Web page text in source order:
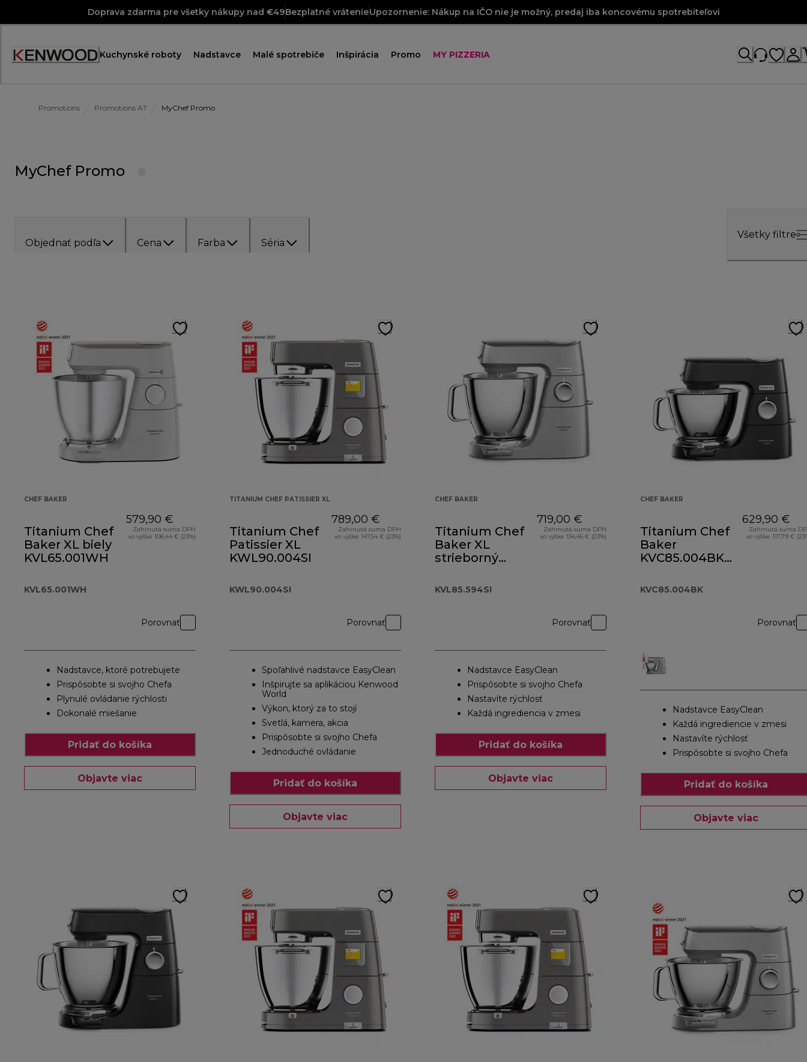
Doprava zdarma pre všetky nákupy nad €49Bezplatné vrátenieUpozornenie: Nákup na IČO nie je možný, predaj iba koncovému spotrebiteľovi
Kuchynské roboty Nadstavce Malé spotrebiče Inšpirácia Promo MY PIZZERIA
Promotions Promotions AT MyChef Promo
MyChef Promo
Objednať podľa Cena Farba Séria
Všetky filtre
CHEF BAKER
Titanium Chef
Baker XL biely
KVL65.001WH
KVL65.001WH
579,90 €
Zahrnutá suma DPH
vo výške 108,44 € (23%)
Porovnať
Nadstavce, ktoré potrebujete
Prispôsobte si svojho Chefa
Plynulé ovládanie rýchlosti
Dokonalé miešanie
Pridať do košíka
Objavte viac
TITANIUM CHEF PATISSIER XL
Titanium Chef
Patissier XL
KWL90.004SI
KWL90.004SI
789,00 €
Zahrnutá suma DPH
vo výške 147,54 € (23%)
Porovnať
Spoľahlivé nadstavce EasyClean
Inšpirujte sa aplikáciou Kenwood
World
Výkon, ktorý za to stojí
Svetlá, kamera, akcia
Prispôsobte si svojho Chefa
Jednoduché ovládanie
Pridať do košíka
Objavte viac
CHEF BAKER
Titanium Chef
Baker XL
strieborný
KVL85.594SI
719,00 €
Zahrnutá suma DPH
vo výške 134,45 € (23%)
Porovnať
Nadstavce EasyClean
Prispôsobte si svojho Chefa
Nastavíte rýchlosť
Každá ingrediencia v zmesi
Pridať do košíka
Objavte viac
CHEF BAKER
Titanium Chef
Baker
KVC85.004BK
KVC85.004BK
629,90 €
Zahrnutá suma
vo výške 117,79 €
Porovnať
Nadstavce EasyClean
Každá ingrediencie v zmesi
Nastavíte rýchlosť
Prispôsobte si svojho Chefa
Pridať do košíka
Objavte viac